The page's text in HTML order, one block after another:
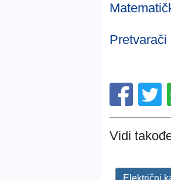
Pretvarači
Vidi
Električni